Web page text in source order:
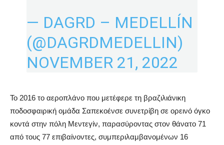
— DAGRD – MEDELLÍN
(@DAGRDMEDELLIN)
NOVEMBER 21, 2022
Το 2016 το αεροπλάνο που μετέφερε τη βραζιλιάνικη
ποδοσφαιρική ομάδα Σαπεκοένσε συνετρίβη σε ορεινό όγκο
κοντά στην πόλη Μεντεγίν, παρασύροντας στον θάνατο 71
από τους 77 επιβαίνοντες, συμπεριλαμβανομένων 16